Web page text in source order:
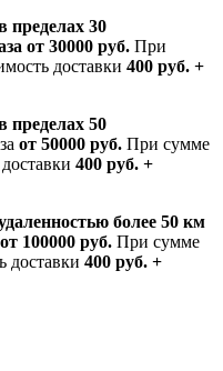
30
от 30000 руб. При
доставки 400 руб. +
50
от 50000 руб. При сумме
400 руб. +
более 50 км
от 100000 руб. При сумме
доставки 400 руб. +